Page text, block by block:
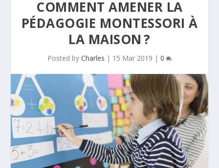
COMMENT AMENER LA
PÉDAGOGIE MONTESSORI À
LA MAISON ?
Posted by Charles | 15 Mar 2019 | 0